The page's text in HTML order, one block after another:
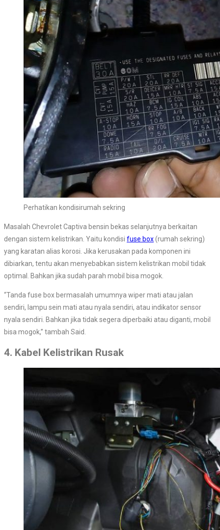
Perhatikan kondisirumah sekring
Masalah Chevrolet Captiva bensin bekas selanjutnya berkaitan
dengan sistem kelistrikan. Yaitu kondisi fuse box(rumah sekring)
yang karatan alias korosi. Jika kerusakan pada komponen ini
dibiarkan, tentu akan menyebabkan sistem kelistrikan mobil tidak
optimal. Bahkan jika sudah parah mobil bisa mogok.
“Tanda fuse box bermasalah umumnya wiper mati atau jalan
sendiri, lampu sein mati atau nyala sendiri, atau indikator sensor
nyala sendiri. Bahkan jika tidak segera diperbaiki atau diganti, mobil
bisa mogok,” tambah Said.
4. Kabel Kelistrikan Rusak